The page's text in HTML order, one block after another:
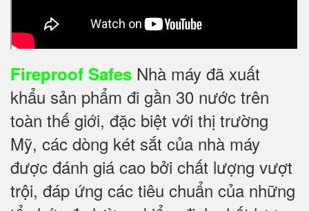
Fireproof Safes Nhà máy đã xuất
khẩu sản phẩm đi gần 30 nước trên
toàn thế giới, đặc biệt với thị trường
Mỹ, các dòng két sắt của nhà máy
được đánh giá cao bởi chất lượng vượt
trội, đáp ứng các tiêu chuẩn của những